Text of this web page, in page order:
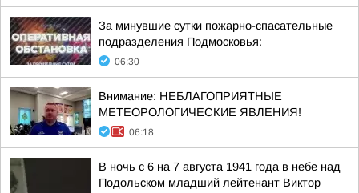
За минувшие сутки пожарно-спасательные
подразделения Подмосковья:
06:30
Внимание: НЕБЛАГОПРИЯТНЫЕ
МЕТЕОРОЛОГИЧЕСКИЕ ЯВЛЕНИЯ!
06:18
В ночь с 6 на 7 августа 1941 года в небе над
Подольском младший лейтенант Виктор